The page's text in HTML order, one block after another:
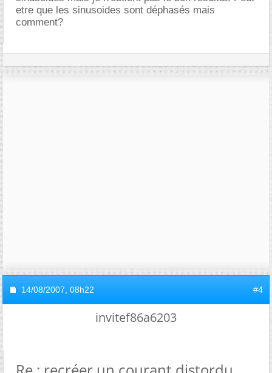
etre que les sinusoides sont déphasés mais
comment?
14/08/2007, 08h22 #4
invitef86a6203